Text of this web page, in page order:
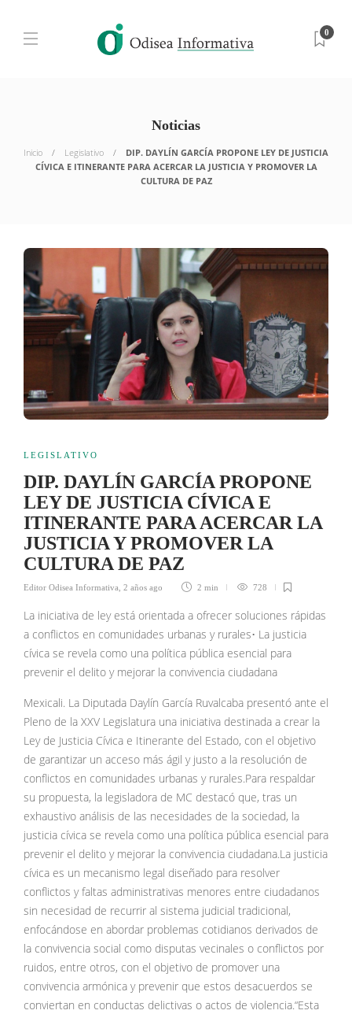
0
Noticias
Inicio Legislativo
DIP. DAYLÍN GARCÍA PROPONE LEY DE JUSTICIA
CÍVICA E ITINERANTE PARA ACERCAR LA JUSTICIA Y PROMOVER LA
CULTURA DE PAZ
LEGISLATIVO
DIP. DAYLÍN GARCÍA PROPONE
LEY DE JUSTICIA CÍVICA E
ITINERANTE PARA ACERCAR LA
JUSTICIA Y PROMOVER LA
CULTURA DE PAZ
Editor Odisea Informativa 2 años ago 2 min 728
La iniciativa de ley está orientada a ofrecer soluciones rápidas
a conflictos en comunidades urbanas y rurales• La justicia
cívica se revela como una política pública esencial para
prevenir el delito y mejorar la convivencia ciudadana
Mexicali. La Diputada Daylín García Ruvalcaba presentó ante el
Pleno de la XXV Legislatura una iniciativa destinada a crear la
Ley de Justicia Cívica e Itinerante del Estado, con el objetivo
de garantizar un acceso más ágil y justo a la resolución de
conflictos en comunidades urbanas y rurales.Para respaldar
su propuesta, la legisladora de MC destacó que, tras un
exhaustivo análisis de las necesidades de la sociedad, la
justicia cívica se revela como una política pública esencial para
prevenir el delito y mejorar la convivencia ciudadana.La justicia
cívica es un mecanismo legal diseñado para resolver
conflictos y faltas administrativas menores entre ciudadanos
sin necesidad de recurrir al sistema judicial tradicional,
enfocándose en abordar problemas cotidianos derivados de
la convivencia social como disputas vecinales o conflictos por
ruidos, entre otros, con el objetivo de promover una
convivencia armónica y prevenir que estos desacuerdos se
conviertan en conductas delictivas o actos de violencia.“Esta